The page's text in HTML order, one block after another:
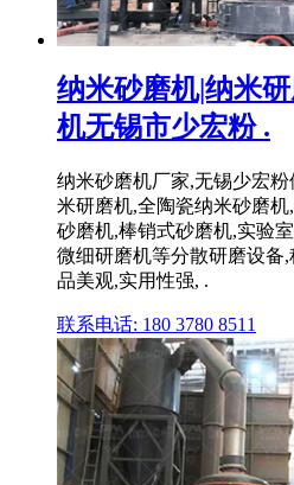
纳米砂磨机|纳米
机无锡市少宏粉 .
纳米砂磨机厂家,无锡少宏
米研磨机,全陶瓷纳米砂磨
砂磨机,棒销式砂磨机,实验
微细研磨机等分散研磨设备
品美观,实用性强, .
联系电话: 180 3780 8511